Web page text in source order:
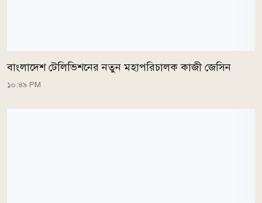
বাংলাদেশ টেলিভিশনের নতুন মহাপরিচালক কাজী জেসিন
১০:৪৯ PM